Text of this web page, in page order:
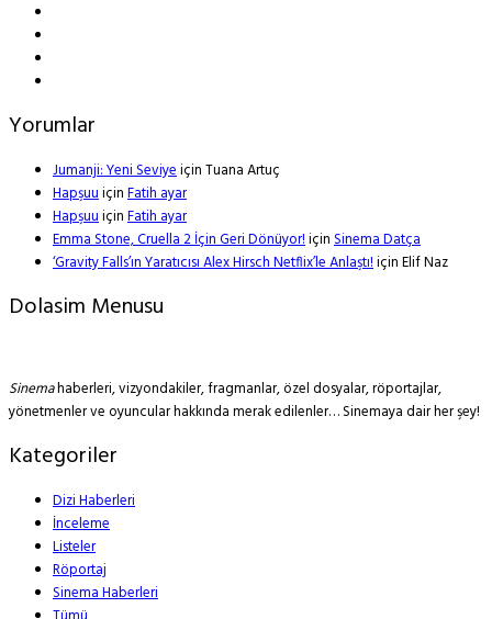
Yorumlar
Jumanji: Yeni SeviyeiçinTuana Artuç
HapşuuiçinFatih ayar
HapşuuiçinFatih ayar
Emma Stone, Cruella 2 İçin Geri Dönüyor!içinSinema Datça
‘Gravity Falls’ın Yaratıcısı Alex Hirsch Netflix’le Anlaştı!içinElif Naz
Dolasim Menusu
Sinemahaberleri, vizyondakiler, fragmanlar, özel dosyalar, röportajlar,
yönetmenler ve oyuncular hakkında merak edilenler… Sinemaya dair her şey!
Kategoriler
Dizi Haberleri
İnceleme
Listeler
Röportaj
Sinema Haberleri